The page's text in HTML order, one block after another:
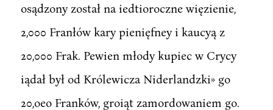
osądzony został na iedtioroczne więzienie,
2,000 Franłów kary pienięfney i kaucyą z
20,000 Frak. Pewien młody kupiec w Crycy
iądał był od Królewicza Niderlandzki» go
20,oeo Franków, groiąt zamordowaniem go.